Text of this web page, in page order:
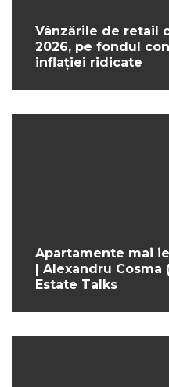
Vânzările de retail
2026, pe fondul
inflației ridicate
Apartamente mai
| Alexandru Cosma
Estate Talks